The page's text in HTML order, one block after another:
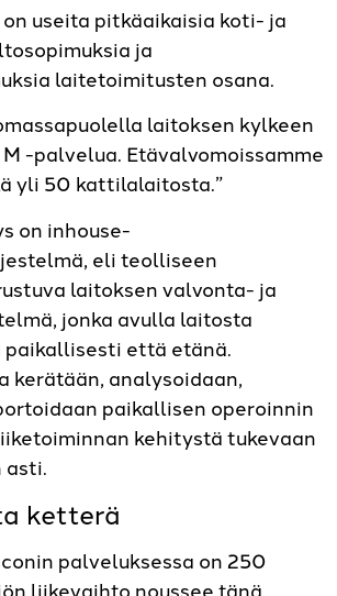
useita pitkäaikaisia koti- ja
ja
laitetoimitusten osana.
laitoksen kylkeen
-palvelua. Etävalvomoissamme
yli 50 kattilalaitosta.”
on inhouse-
eli teolliseen
laitoksen valvonta- ja
jonka avulla laitosta
paikallisesti että etänä.
kerätään, analysoidaan,
paikallisen operoinnin
kehitystä tukevaan
asti.
ketterä
palveluksessa on 250
liikevaihto noussee tänä